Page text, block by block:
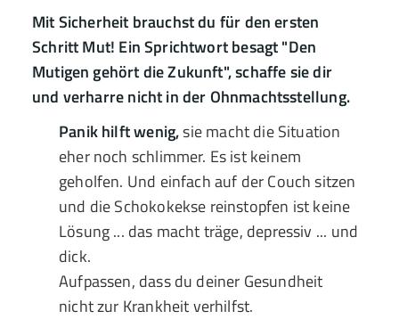
Mit Sicherheit brauchst du für den ersten
Schritt Mut! Ein Sprichtwort besagt "Den
Mutigen gehört die Zukunft", schaffe sie dir
und verharre nicht in der Ohnmachtsstellung.
Panik hilft wenig,sie macht die Situation
eher noch schlimmer. Es ist keinem
geholfen. Und einfach auf der Couch sitzen
und die Schokokekse reinstopfen ist keine
Lösung ... das macht träge, depressiv ... und
dick.
Aufpassen, dass du deiner Gesundheit
nicht zur Krankheit verhilfst.